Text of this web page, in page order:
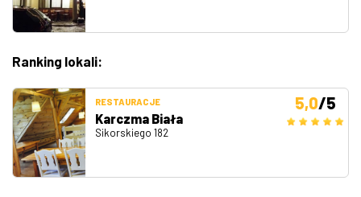
Ranking lokali:
RESTAURACJE
Karczma Biała
Sikorskiego 182
5,0/5